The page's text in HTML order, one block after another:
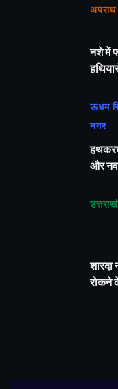
अपराध
नशे में
ऊधम
नगर
और
रोकने